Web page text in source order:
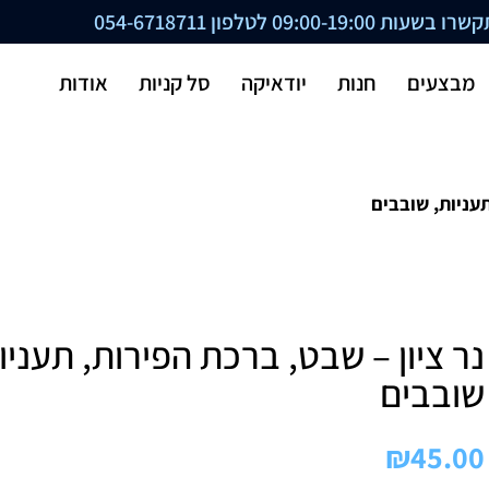
09:00-19:00 לטלפון 054-6718711
מבצעים חנות יודאיקה סל קניות אודות
שובבים
נר ציון – שבט, ברכת הפירות,
שובבים
₪45.00